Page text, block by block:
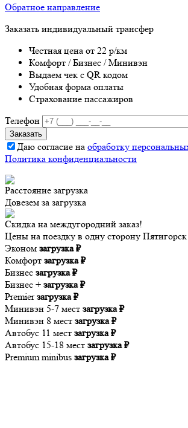
Обратное направление
Заказать индивидуальный трансфер
Честная цена от 22 р/км
Комфорт / Бизнес / Минивэн
Выдаем чек с QR кодом
Удобная форма оплаты
Страхование пассажиров
Телефон
Даю согласие на обработку
Политика конфиденциальности
Расстояние загрузка
Довезем за загрузка
Скидка на междугородний заказ!
Цены на поездку в одну сторону Пятигорск
Эконом загрузка ₽
Комфорт загрузка ₽
Бизнес загрузка ₽
Бизнес + загрузка ₽
Premier загрузка ₽
Минивэн 5-7 мест загрузка ₽
Минивэн 8 мест загрузка ₽
Автобус 11 мест загрузка ₽
Автобус 15-18 мест загрузка ₽
Premium minibus загрузка ₽